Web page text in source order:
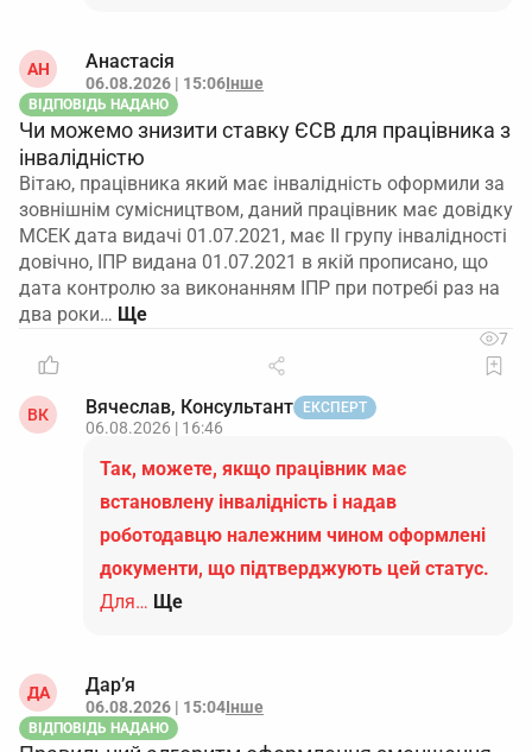
АН Анастасія
06.08.2026 | 15:06Інше
ВІДПОВІДЬ НАДАНО
Чи можемо знизити ставку ЄСВ для працівника з
інвалідністю
Вітаю, працівника який має інвалідність оформили за
зовнішнім сумісництвом, даний працівник має довідку
МСЕК дата видачі 01.07.2021, має ІІ групу інвалідності
довічно, ІПР видана 01.07.2021 в якій прописано, що
дата контролю за виконанням ІПР при потребі раз на
два роки…
7
ВК Вячеслав, Консультант ЕКСПЕРТ
06.08.2026 | 16:46
Так, можете, якщо працівник має
встановлену інвалідність і надав
роботодавцю належним чином оформлені
документи, що підтверджують цей статус.
Для… Ще
ДА Дар’я
06.08.2026 | 15:04Інше
ВІДПОВІДЬ НАДАНО